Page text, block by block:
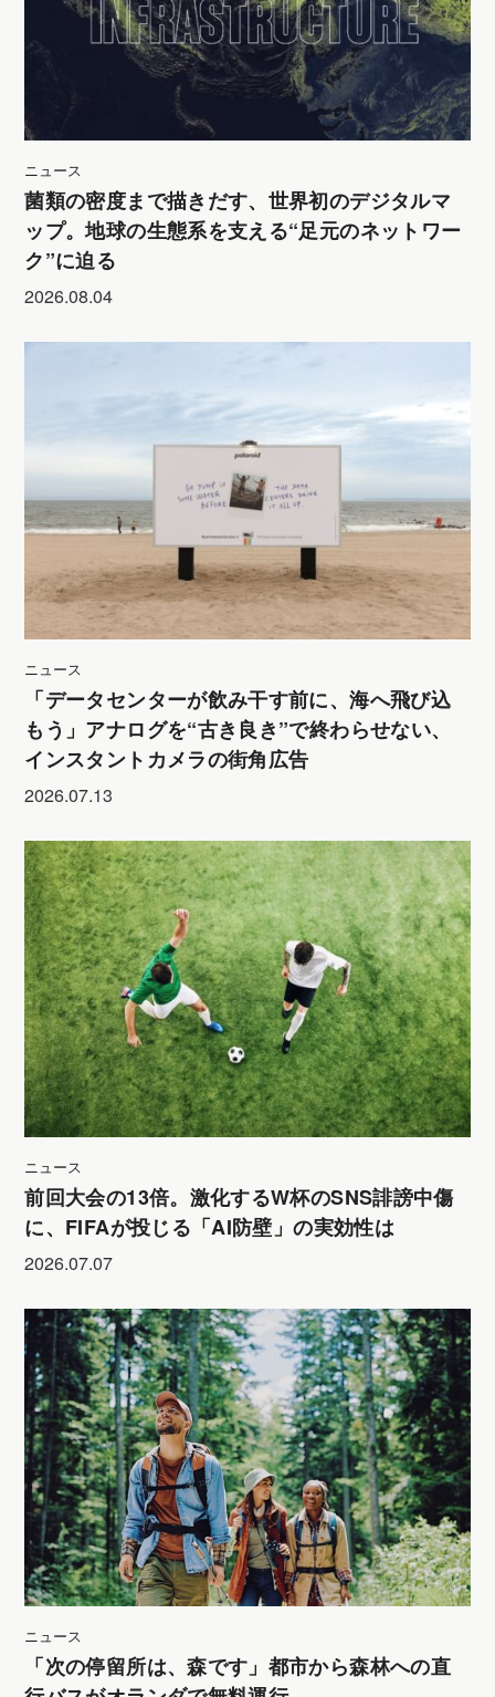
ニュース
菌類の密度まで描きだす、世界初のデジタルマ
ップ。地球の生態系を支える“足元のネットワー
ク”に迫る
2026.08.04
ニュース
「データセンターが飲み干す前に、海へ飛び込
もう」アナログを“古き良き”で終わらせない、
インスタントカメラの街角広告
2026.07.13
ニュース
前回大会の13倍。激化するW杯のSNS誹謗中傷
に、FIFAが投じる「AI防壁」の実効性は
2026.07.07
ニュース
「次の停留所は、森です」都市から森林への直